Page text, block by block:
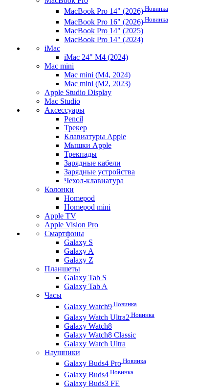
MacBook Pro 14" (2026) Новинка
MacBook Pro 16" (2026) Новинка
MacBook Pro 14" (2025)
MacBook Pro 14" (2024)
iMac
iMac 24" M4 (2024)
Mac mini
Mac mini (M4, 2024)
Mac mini (M2, 2023)
Apple Studio Display
Mac Studio
Аксессуары
Pencil
Трекер
Клавиатуры Apple
Мышки Apple
Трекпады
Зарядные кабели
Зарядные устройства
Чехол-клавиатура
Колонки
Homepod
Homepod mini
Apple TV
Apple Vision Pro
Смартфоны
Galaxy S
Galaxy A
Galaxy Z
Планшеты
Galaxy Tab S
Galaxy Tab A
Часы
Galaxy Watch9 Новинка
Galaxy Watch Ultra2 Новинка
Galaxy Watch8
Galaxy Watch8 Classic
Galaxy Watch Ultra
Наушники
Galaxy Buds4 Pro Новинка
Galaxy Buds4 Новинка
Galaxy Buds3 FE